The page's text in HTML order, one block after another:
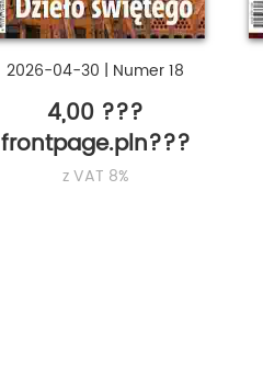
2026-04-30 | Numer 18
4,00 ???
frontpage.pln???
z VAT 8%